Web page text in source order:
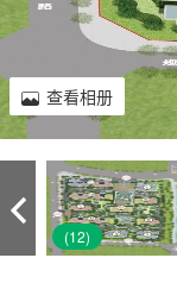
查看相册
(12)